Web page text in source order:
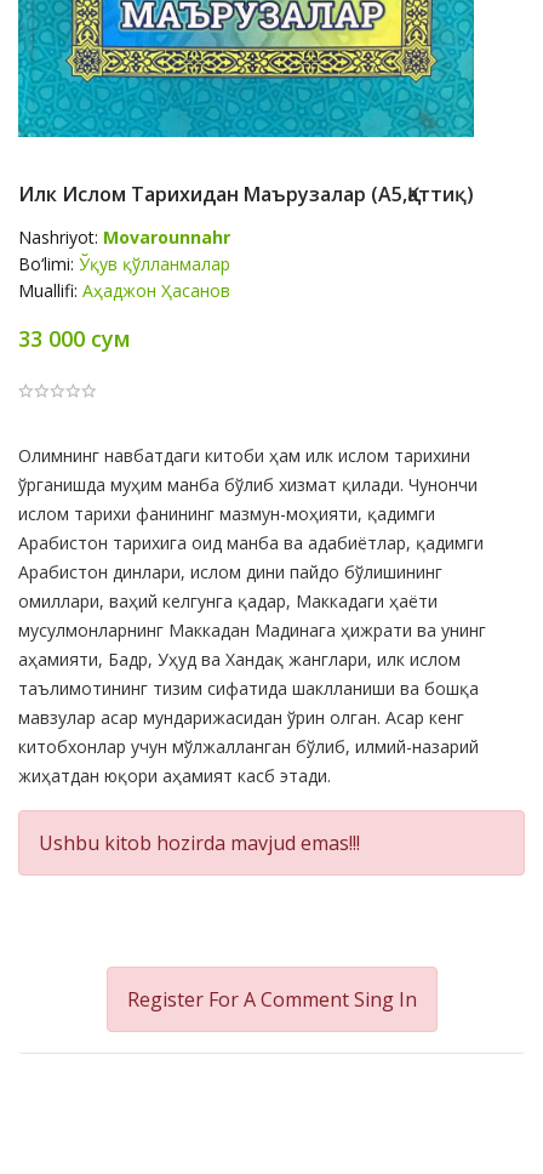
Илк Ислом Тарихидан Маърузалар (A5,қаттиқ)
Nashriyot: Movarounnahr
Bo‘limi: Ўқув қўлланмалар
Muallifi: Аҳаджон Ҳасанов
33 000 сум
Product
Summery
Олимнинг навбатдаги китоби ҳам илк ислом тарихини
ўрганишда муҳим манба бўлиб хизмат қилади. Чунончи
ислом тарихи фанининг мазмун-моҳияти, қадимги
Арабистон тарихига оид манба ва адабиётлар, қадимги
Арабистон динлари, ислом дини пайдо бўлишининг
омиллари, ваҳий келгунга қадар, Маккадаги ҳаёти
мусулмонларнинг Маккадан Мадинага ҳижрати ва унинг
аҳамияти, Бадр, Уҳуд ва Хандақ жанглари, илк ислом
таълимотининг тизим сифатида шаклланиши ва бошқа
мавзулар асар мундарижасидан ўрин олган. Асар кенг
китобхонлар учун мўлжалланган бўлиб, илмий-назарий
жиҳатдан юқори аҳамият касб этади.
Ushbu kitob hozirda mavjud emas!!!
Register For A CommentSing In